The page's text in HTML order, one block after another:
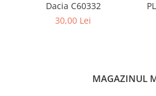
Dacia C60332
30,00 Lei
MAGAZINUL